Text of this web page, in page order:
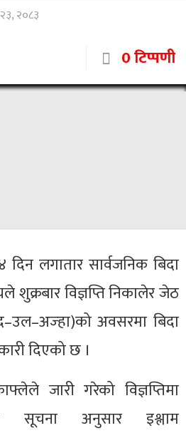
२०८३
0 टिप्पणी
लगातार सार्वजनिक बिदा
शुक्रबार विज्ञप्ति निकालेर जेठ
अवसरमा बिदा
दिएको छ ।
जारी गरेको विज्ञप्तिमा
सूचना अनुसार इश्लाम